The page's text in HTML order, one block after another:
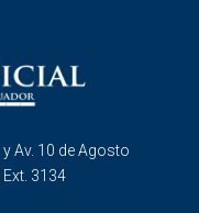
Av. 10 de Agosto
3134